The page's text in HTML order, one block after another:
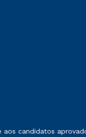
de serviços.
candidatos